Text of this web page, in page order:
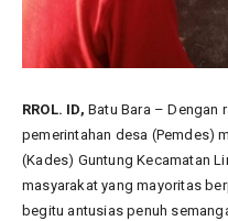
RROL. ID, Batu Bara – Dengan
pemerintahan desa (Pemdes)
(Kades) Guntung Kecamatan
masyarakat yang mayoritas
begitu antusias penuh